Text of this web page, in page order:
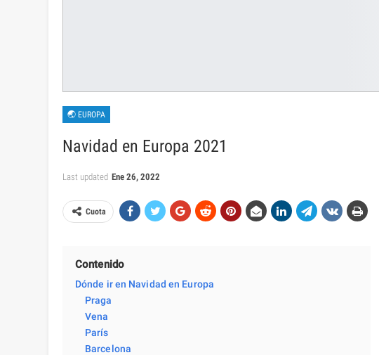
🌏 EUROPA
Navidad en Europa 2021
Last updated Ene 26, 2022
Cuota
Contenido
Dónde ir en Navidad en Europa
Praga
Vena
París
Barcelona